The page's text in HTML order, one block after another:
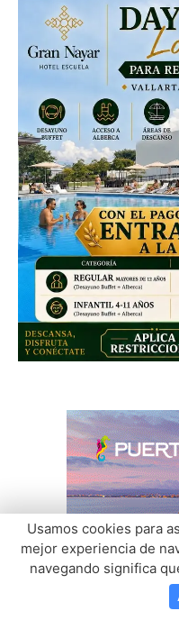
Usamos cookies para
mejor experiencia de
navegando significa